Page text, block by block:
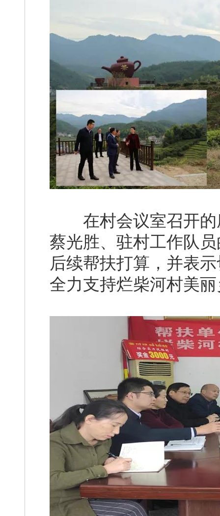
在村会议室召开的
蔡光胜、驻村工作队
后续帮扶打算，并表
全力支持烂柴河村美